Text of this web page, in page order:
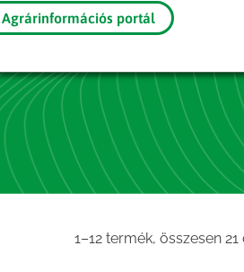
Agrárinformációs portál
1–12 termék, összesen 21